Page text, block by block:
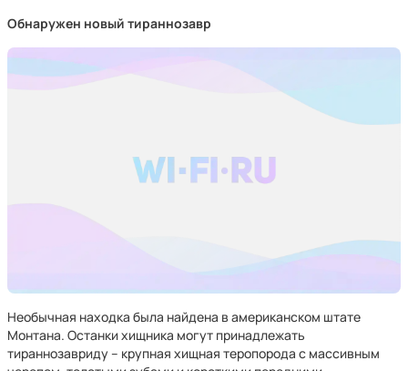
Обнаружен новый тираннозавр
Необычная находка была найдена в американском штате
Монтана. Останки хищника могут принадлежать
тираннозавриду – крупная хищная теропорода с массивным